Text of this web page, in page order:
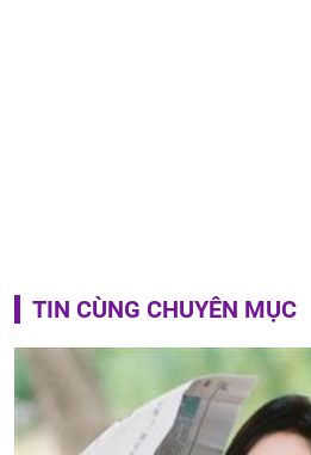
TIN CÙNG CHUYÊN MỤC